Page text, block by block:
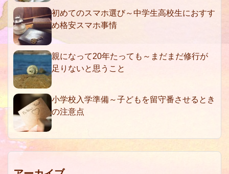
初めてのスマホ選び～中学生高校生におすす
め格安スマホ事情
親になって20年たっても～まだまだ修行が
足りないと思うこと
小学校入学準備～子どもを留守番させるとき
の注意点